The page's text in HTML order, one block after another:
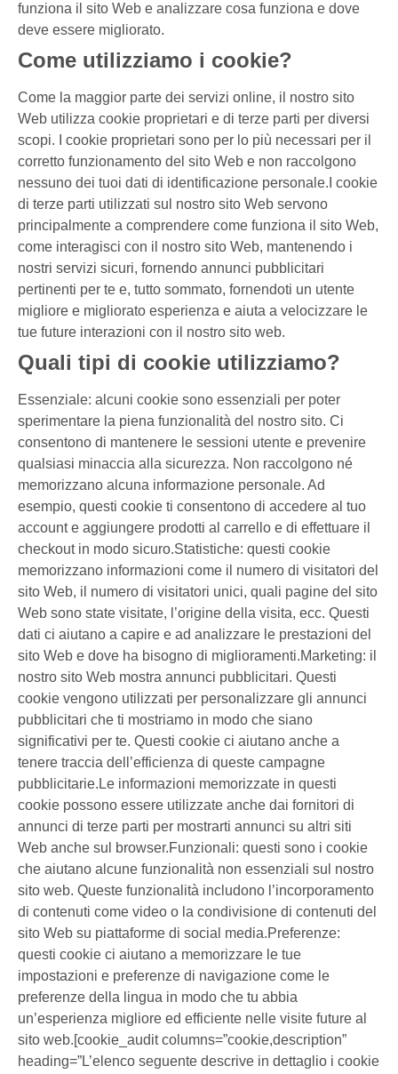
funziona il sito Web e analizzare cosa funziona e dove
deve essere migliorato.
Come utilizziamo i cookie?
Come la maggior parte dei servizi online, il nostro sito
Web utilizza cookie proprietari e di terze parti per diversi
scopi. I cookie proprietari sono per lo più necessari per il
corretto funzionamento del sito Web e non raccolgono
nessuno dei tuoi dati di identificazione personale.I cookie
di terze parti utilizzati sul nostro sito Web servono
principalmente a comprendere come funziona il sito Web,
come interagisci con il nostro sito Web, mantenendo i
nostri servizi sicuri, fornendo annunci pubblicitari
pertinenti per te e, tutto sommato, fornendoti un utente
migliore e migliorato esperienza e aiuta a velocizzare le
tue future interazioni con il nostro sito web.
Quali tipi di cookie utilizziamo?
Essenziale: alcuni cookie sono essenziali per poter
sperimentare la piena funzionalità del nostro sito. Ci
consentono di mantenere le sessioni utente e prevenire
qualsiasi minaccia alla sicurezza. Non raccolgono né
memorizzano alcuna informazione personale. Ad
esempio, questi cookie ti consentono di accedere al tuo
account e aggiungere prodotti al carrello e di effettuare il
checkout in modo sicuro.Statistiche: questi cookie
memorizzano informazioni come il numero di visitatori del
sito Web, il numero di visitatori unici, quali pagine del sito
Web sono state visitate, l’origine della visita, ecc. Questi
dati ci aiutano a capire e ad analizzare le prestazioni del
sito Web e dove ha bisogno di miglioramenti.Marketing: il
nostro sito Web mostra annunci pubblicitari. Questi
cookie vengono utilizzati per personalizzare gli annunci
pubblicitari che ti mostriamo in modo che siano
significativi per te. Questi cookie ci aiutano anche a
tenere traccia dell’efficienza di queste campagne
pubblicitarie.Le informazioni memorizzate in questi
cookie possono essere utilizzate anche dai fornitori di
annunci di terze parti per mostrarti annunci su altri siti
Web anche sul browser.Funzionali: questi sono i cookie
che aiutano alcune funzionalità non essenziali sul nostro
sito web. Queste funzionalità includono l’incorporamento
di contenuti come video o la condivisione di contenuti del
sito Web su piattaforme di social media.Preferenze:
questi cookie ci aiutano a memorizzare le tue
impostazioni e preferenze di navigazione come le
preferenze della lingua in modo che tu abbia
un’esperienza migliore ed efficiente nelle visite future al
sito web.[cookie_audit columns=”cookie,description”
heading=”L’elenco seguente descrive in dettaglio i cookie